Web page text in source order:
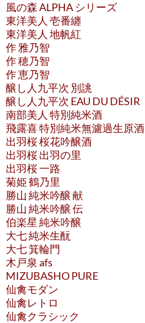
風の森 ALPHA シリーズ
東洋美人 壱番纏
東洋美人 地帆紅
作 雅乃智
作 穂乃智
作 恵乃智
醸し人九平次 別誂
醸し人九平次 EAU DU DÉSIR
南部美人 特別純米酒
飛露喜 特別純米無濾過生原酒
出羽桜 桜花吟醸酒
出羽桜 出羽の里
出羽桜 一路
菊姫 鶴乃里
勝山 純米吟醸 献
勝山 純米吟醸 伝
伯楽星 純米吟醸
大七 純米生酛
大七 箕輪門
木戸泉 afs
MIZUBASHO PURE
仙禽モダン
仙禽レトロ
仙禽クラシック